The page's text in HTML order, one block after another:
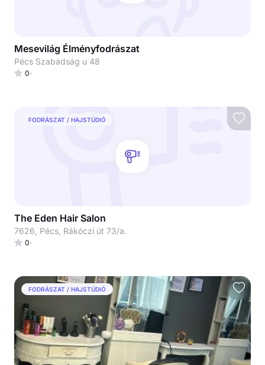
Mesevilág Élményfodrászat
Pécs Szabadság u 48
0
FODRÁSZAT / HAJSTÚDIÓ
The Eden Hair Salon
7626, Pécs, Rákóczi út 73/a.
0
FODRÁSZAT / HAJSTÚDIÓ